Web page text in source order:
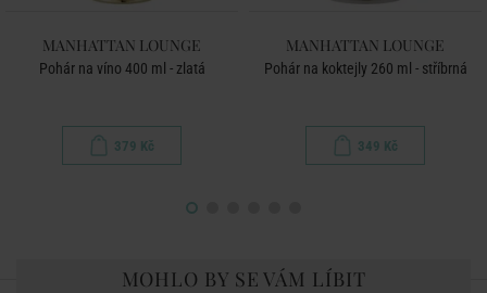
MANHATTAN LOUNGE
Pohár na víno 400 ml - zlatá
379 Kč
MANHATTAN LOUNGE
Pohár na koktejly 260 ml - stříbrná
349 Kč
MOHLO BY SE VÁM LÍBIT